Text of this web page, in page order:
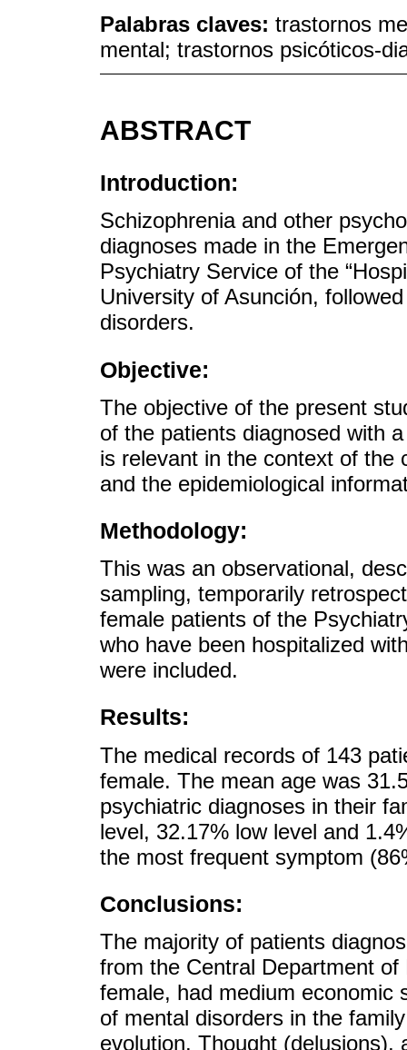
Palabras claves: trastornos
mental; trastornos psicóticos-
ABSTRACT
Introduction:
Schizophrenia and other
diagnoses made in the
Psychiatry Service of the
University of Asunción,
disorders.
Objective:
The objective of the present
of the patients diagnosed with
is relevant in the context of the
and the epidemiological
Methodology:
This was an observational,
sampling, temporarily
female patients of the
who have been hospitalized
were included.
Results:
The medical records of 143
female. The mean age was
psychiatric diagnoses in their
level, 32.17% low level and
the most frequent symptom
Conclusions:
The majority of patients
from the Central Department
female, had medium economic
of mental disorders in the
evolution. Thought (delusions),